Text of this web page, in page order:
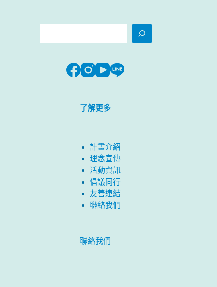
了解更多
計畫介紹
理念宣傳
活動資訊
倡議同行
友善連結
聯絡我們
聯絡我們